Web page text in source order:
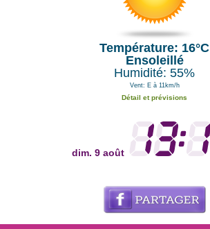
Température: 16°C
Ensoleillé
Humidité: 55%
Vent: E à 11km/h
Détail et prévisions
dim. 9 août